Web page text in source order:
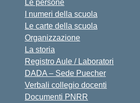
Le persone
I numeri della scuola
Le carte della scuola
Organizzazione
La storia
Registro Aule / Laboratori
DADA – Sede Puecher
Verbali collegio docenti
Documenti PNRR